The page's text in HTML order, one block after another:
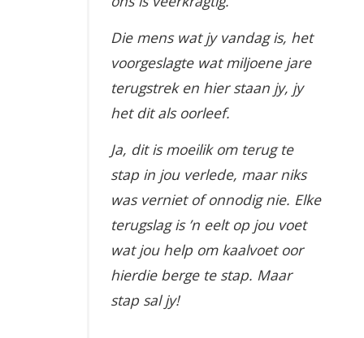
Die mens wat jy vandag is, het
voorgeslagte wat miljoene jare
terugstrek en hier staan jy, jy
het dit als oorleef.
Ja, dit is moeilik om terug te
stap in jou verlede, maar niks
was verniet of onnodig nie. Elke
terugslag is ’n eelt op jou voet
wat jou help om kaalvoet oor
hierdie berge te stap. Maar
stap sal jy!